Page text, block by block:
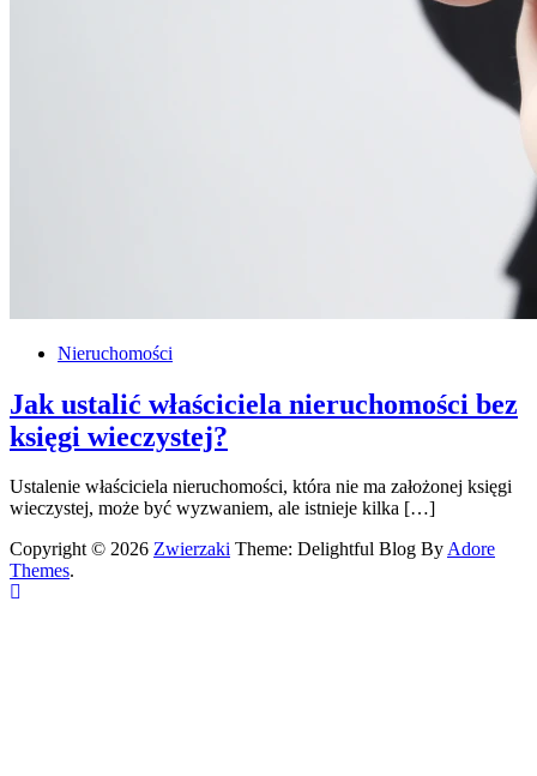
Nieruchomości
Jak ustalić właściciela nieruchomości bez
księgi wieczystej?
Ustalenie właściciela nieruchomości, która nie ma założonej księgi
wieczystej, może być wyzwaniem, ale istnieje kilka […]
Copyright © 2026 Zwierzaki Theme: Delightful Blog ByAdore
Themes.